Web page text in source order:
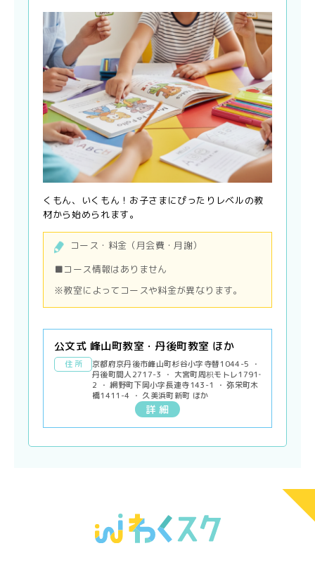
くもん、いくもん！お子さまにぴったりレベルの教
材から始められます。
コース・料金（月会費・月謝）
■コース情報はありません
※教室によってコースや料金が異なります。
公文式 峰山町教室・丹後町教室 ほか
住 所
京都府京丹後市峰山町杉谷小字寺替1044-5 ・
丹後町間人2717-3 ・ 大宮町周枳モトレ1791‐
2 ・ 網野町下岡小字長連寺143-1 ・ 弥栄町木
橋1411-4 ・ 久美浜町新町 ほか
詳 細